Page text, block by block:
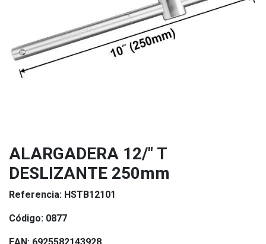
ALARGADERA 12/" T
DESLIZANTE 250mm
Referencia: HSTB12101
Código: 0877